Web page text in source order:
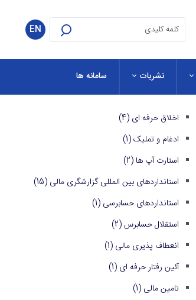
EN
نشریات سامانه ها
اخلاق حرفه ای (4)
ادغام و تملیک(1)
استارت آپ ها (2)
استانداردهای بین المللی گزارشگری مالی (15)
استانداردهای حسابرسی (1)
استقلال حسابرس(2)
انعطاف پذیری مالی (1)
آئین رفتار حرفه ای (1)
تامین مالی (1)